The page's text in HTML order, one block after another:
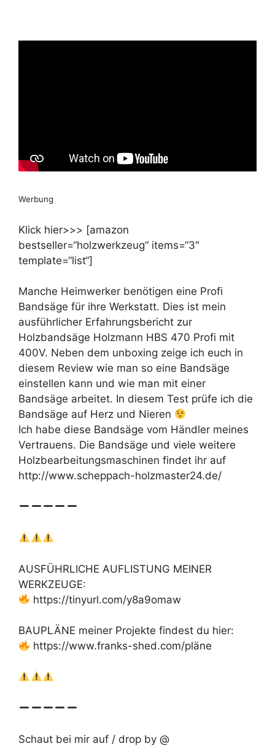
Werbung
Klick hier>>> [amazon
bestseller=“holzwerkzeug“ items=“3″
template=“list“]
Manche Heimwerker benötigen eine Profi
Bandsäge für ihre Werkstatt. Dies ist mein
ausführlicher Erfahrungsbericht zur
Holzbandsäge Holzmann HBS 470 Profi mit
400V. Neben dem unboxing zeige ich euch in
diesem Review wie man so eine Bandsäge
einstellen kann und wie man mit einer
Bandsäge arbeitet. In diesem Test prüfe ich die
Bandsäge auf Herz und Nieren
Ich habe diese Bandsäge vom Händler meines
Vertrauens. Die Bandsäge und viele weitere
Holzbearbeitungsmaschinen findet ihr auf
http://www.scheppach-holzmaster24.de/
AUSFÜHRLICHE AUFLISTUNG MEINER
WERKZEUGE:
https://tinyurl.com/y8a9omaw
BAUPLÄNE meiner Projekte findest du hier:
https://www.franks-shed.com/pläne
Schaut bei mir auf / drop by @